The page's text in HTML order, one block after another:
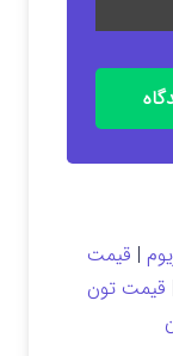
| قیمت
قیمت تون